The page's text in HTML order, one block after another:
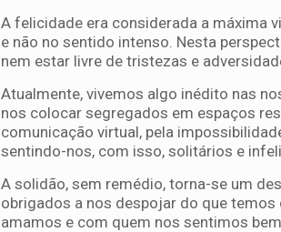
A felicidade era considerada a máxima
e não no sentido intenso. Nesta
nem estar livre de tristezas e
Atualmente, vivemos algo inédito nas
nos colocar segregados em espaços
comunicação virtual, pela
sentindo-nos, com isso, solitários e
A solidão, sem remédio, torna-se um
obrigados a nos despojar do que
amamos e com quem nos sentimos